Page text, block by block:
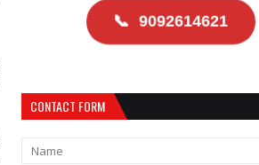
📞 9092614621
CONTACT FORM